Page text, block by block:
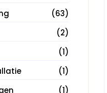
(63)
(2)
(1)
(1)
(1)